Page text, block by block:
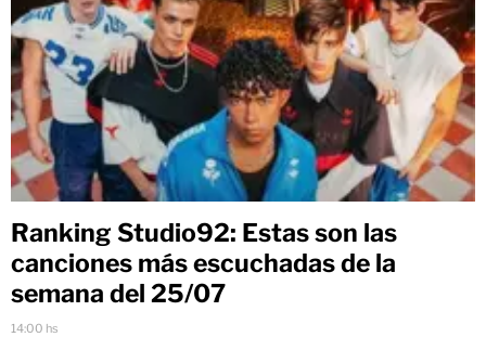
Ranking Studio92: Estas son las
canciones más escuchadas de la
semana del 25/07
14:00 hs